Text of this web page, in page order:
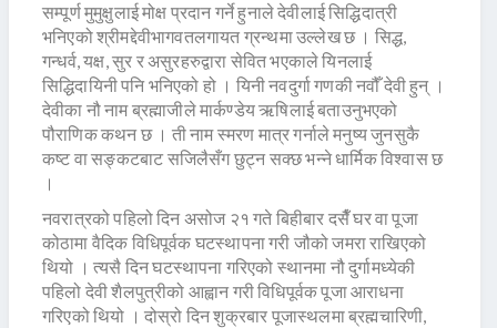
सम्पूर्ण मुमुक्षुलाई मोक्ष प्रदान गर्ने हुनाले देवीलाई सिद्धिदात्री
भनिएको श्रीमद्देवीभागवतलगायत ग्रन्थमा उल्लेख छ । सिद्ध,
गन्धर्व, यक्ष, सुर र असुरहरुद्वारा सेवित भएकाले यिनलाई
सिद्धिदायिनी पनि भनिएको हो । यिनी नवदुर्गा गणकी नवौँ देवी हुन् ।
देवीका नौ नाम ब्रह्माजीले मार्कण्डेय ऋषिलाई बताउनुभएको
पौराणिक कथन छ । ती नाम स्मरण मात्र गर्नाले मनुष्य जुनसुकै
कष्ट वा सङ्कटबाट सजिलैसँग छुट्न सक्छ भन्ने धार्मिक विश्वास छ
।
नवरात्रको पहिलो दिन असोज २१ गते बिहीबार दसैँ घर वा पूजा
कोठामा वैदिक विधिपूर्वक घटस्थापना गरी जौको जमरा राखिएको
थियो । त्यसै दिन घटस्थापना गरिएको स्थानमा नौ दुर्गामध्येकी
पहिलो देवी शैलपुत्रीको आह्वान गरी विधिपूर्वक पूजा आराधना
गरिएको थियो । दोस्रो दिन शुक्रबार पूजास्थलमा ब्रह्मचारिणी,